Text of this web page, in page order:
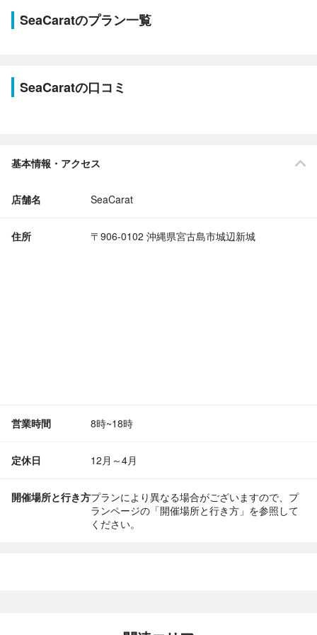
SeaCaratのプラン一覧
SeaCaratの口コミ
基本情報・アクセス
店舗名 SeaCarat
住所 〒906-0102 沖縄県宮古島市城辺新城
営業時間 8時~18時
定休日 12月～4月
開催場所と行き方プランにより異なる場合がございますので、プ
ランページの「開催場所と行き方」を参照して
ください。